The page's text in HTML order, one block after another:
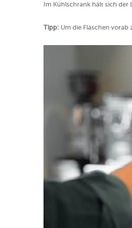
Im Kühlschrank hält sich der
Tipp: Um die Flaschen